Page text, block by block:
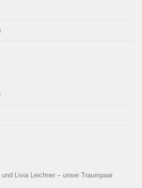
und Livia Leichner – unser Traumpaar